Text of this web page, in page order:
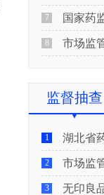
7 国家药监局
8 市场监管总
监督抽查
1 湖北省
2 市场监管总
3 无印良